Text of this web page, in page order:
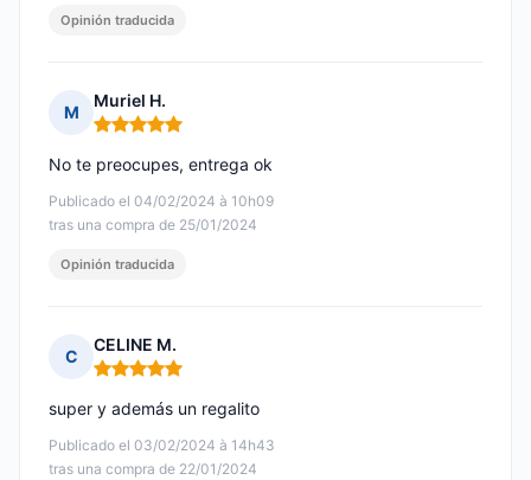
Opinión traducida
M
Muriel H.
Nota: 5 de 5
Publicado el 04/02/2024 à 10h09
tras una compra de 25/01/2024
No te preocupes, entrega ok
Opinión traducida
C
CELINE M.
Nota: 5 de 5
Publicado el 03/02/2024 à 14h43
tras una compra de 22/01/2024
super y además un regalito